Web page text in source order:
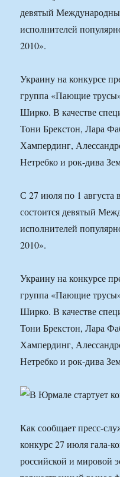
девятый
исполнителей
2010».
Украину на конкурсе
группа «Пающие
Ширко. В качестве
Тони Брекстон, Лара
Хампердинг,
Нетребко и рок-дива
С 27 июля по 1 августа
состоится девятый
исполнителей
2010».
Украину на конкурсе
группа «Пающие
Ширко. В качестве
Тони Брекстон, Лара
Хампердинг,
Нетребко и рок-дива
Как сообщает пресс-
конкурс 27 июля гала-
российской и мировой